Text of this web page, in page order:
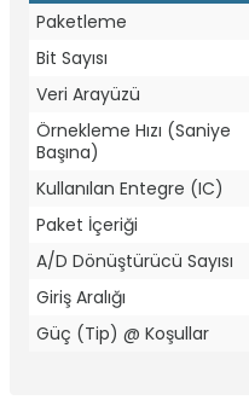
Paketleme
Bit Sayısı
Veri Arayüzü
Örnekleme Hızı (Saniye
Başına)
Kullanılan Entegre (IC)
Paket İçeriği
A/D Dönüştürücü Sayısı
Giriş Aralığı
Güç (Tip) @ Koşullar